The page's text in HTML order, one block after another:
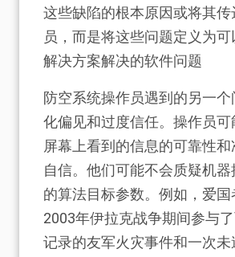
这些缺陷的根本原因或将其传
员，而是将这些问题定义为
解决方案解决的软件问题
防空系统操作员遇到的另一
化偏见和过度信任。操作员可
屏幕上看到的信息的可靠性
自信。他们可能不会质疑机
的算法目标参数。例如，爱国
2003年伊拉克战争期间参与
记录的友军火灾事件和一次未